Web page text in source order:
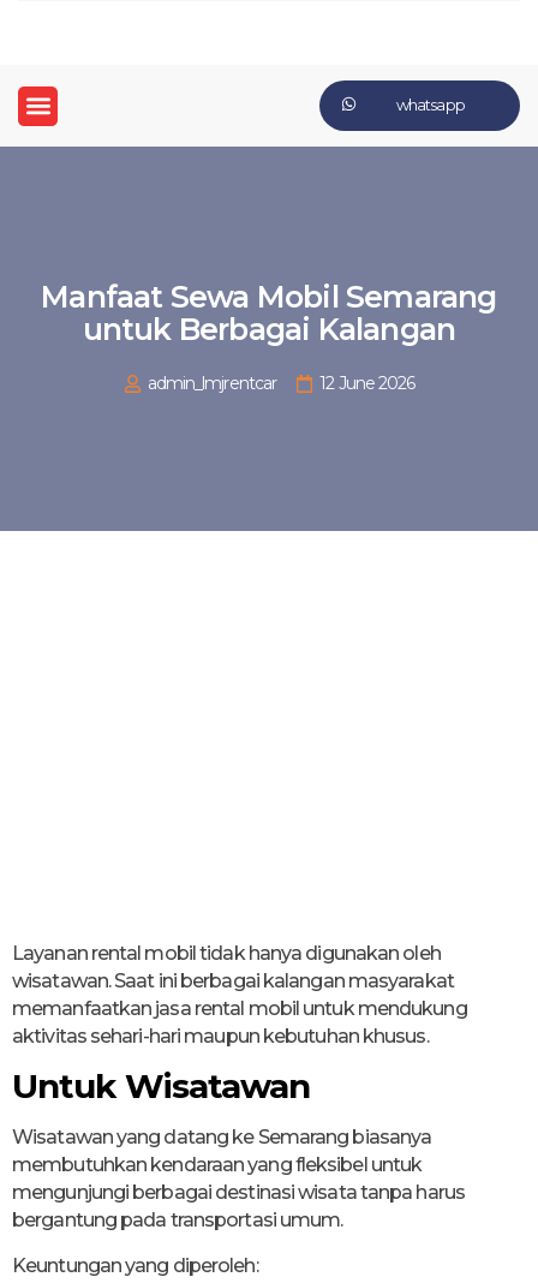
whatsapp
Manfaat Sewa Mobil Semarang
untuk Berbagai Kalangan
admin_lmjrentcar 12 June 2026
Layanan rental mobil tidak hanya digunakan oleh
wisatawan. Saat ini berbagai kalangan masyarakat
memanfaatkan jasa rental mobil untuk mendukung
aktivitas sehari-hari maupun kebutuhan khusus.
Untuk Wisatawan
Wisatawan yang datang ke Semarang biasanya
membutuhkan kendaraan yang fleksibel untuk
mengunjungi berbagai destinasi wisata tanpa harus
bergantung pada transportasi umum.
Keuntungan yang diperoleh: